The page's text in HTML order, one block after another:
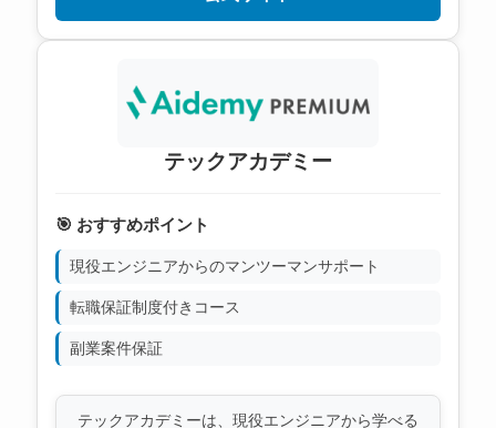
テックアカデミー
🎯 おすすめポイント
現役エンジニアからのマンツーマンサポート
転職保証制度付きコース
副業案件保証
テックアカデミーは、現役エンジニアから学べる